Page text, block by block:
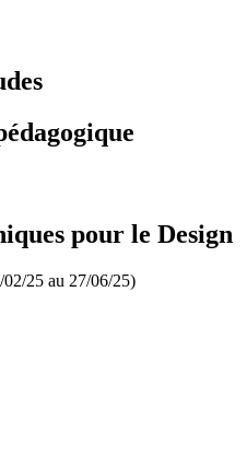
pour le Design
02/25 au 27/06/25)